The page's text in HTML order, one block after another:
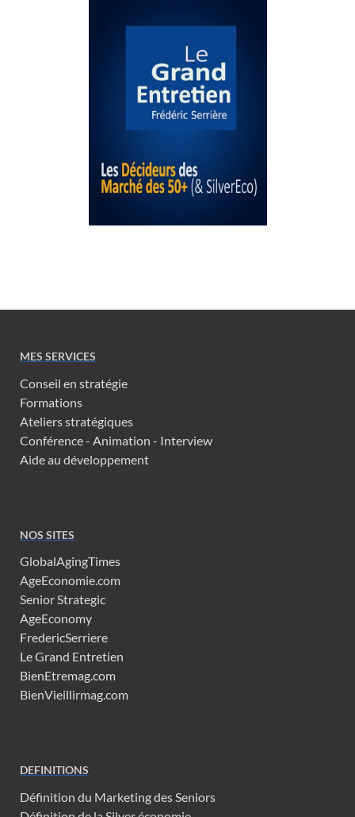
MES SERVICES
Conseil en stratégie
Formations
Ateliers stratégiques
Conférence - Animation - Interview
Aide au développement
NOS SITES
GlobalAgingTimes
AgeEconomie.com
Senior Strategic
AgeEconomy
FredericSerriere
Le Grand Entretien
BienEtremag.com
BienVieillirmag.com
DEFINITIONS
Définition du Marketing des Seniors